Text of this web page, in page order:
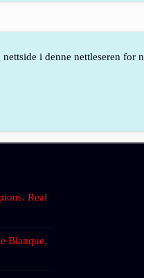
i denne nettleseren for
Real
Blanque,